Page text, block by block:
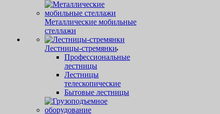
Металлические мобильные
стеллажи
Лестницы-стремянки
Профессиональные
лестницы
Лестницы
телескопические
Бытовые лестницы